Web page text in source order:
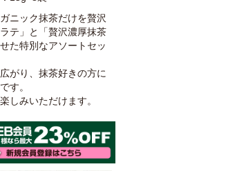
ニック抹茶だけを贅沢
テ」と「贅沢濃厚抹茶
た特別なアソートセッ
がり、抹茶好きの方に
す。
しみいただけます。